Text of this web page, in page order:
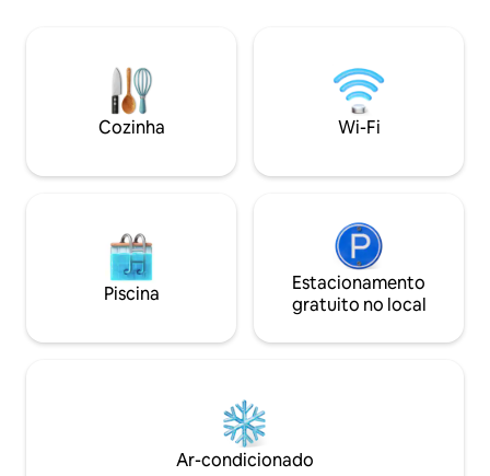
tesouros de Périgord, este estúdio é o
lugar ideal para deixar suas malas.
Cozinha Wi-Fi
Piscina
Estacionamento
gratuito no local
Ar-condicionado